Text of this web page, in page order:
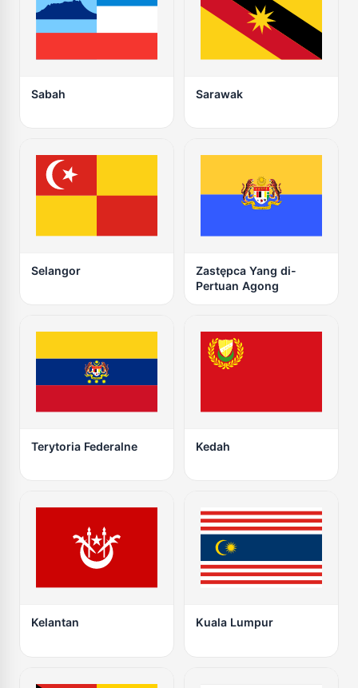
Sabah Sarawak
Selangor
Zastępca Yang di-
Pertuan Agong
Terytoria Federalne Kedah
Kelantan Kuala Lumpur